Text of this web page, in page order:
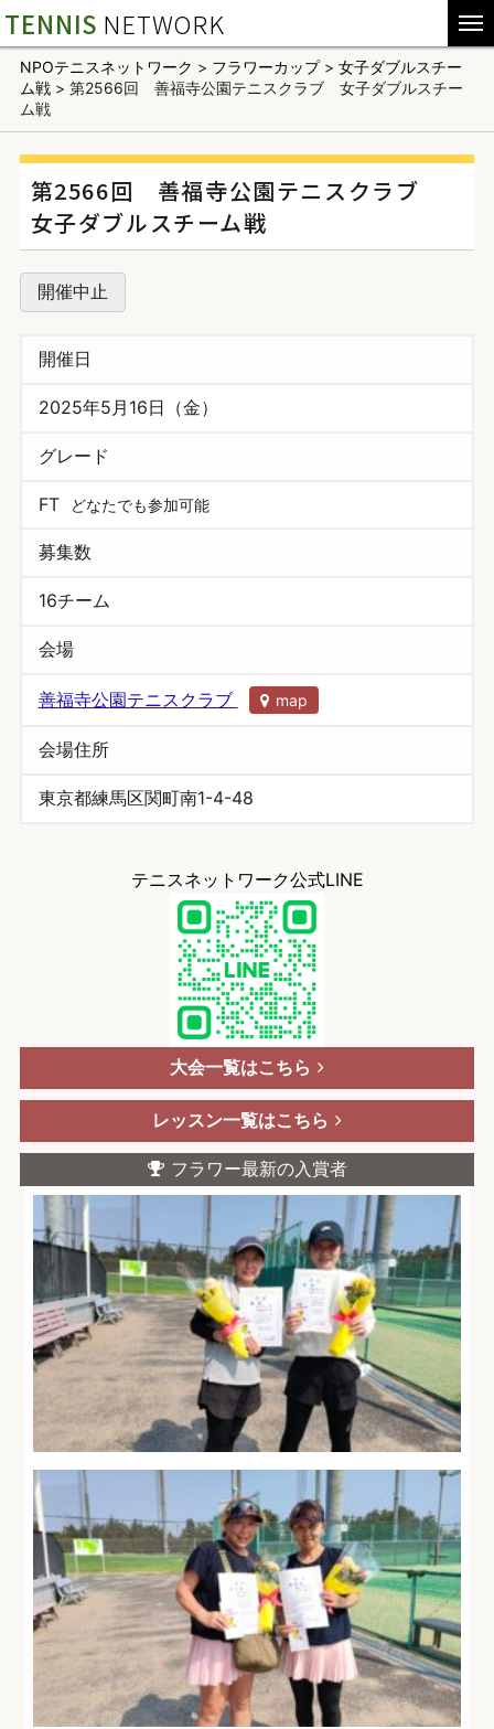
TENNIS NETWORK
NPOテニスネットワーク > フラワーカップ> 女子ダブルスチー
ム戦> 第2566回 善福寺公園テニスクラブ 女子ダブルスチー
ム戦
第2566回 善福寺公園テニスクラブ
女子ダブルスチーム戦
開催中止
開催日
2025年5月16日（金）
グレード
FT どなたでも参加可能
募集数
16チーム
会場
善福寺公園テニスクラブ map
会場住所
東京都練馬区関町南1-4-48
テニスネットワーク公式LINE
大会一覧はこちら
レッスン一覧はこちら
フラワー最新の入賞者